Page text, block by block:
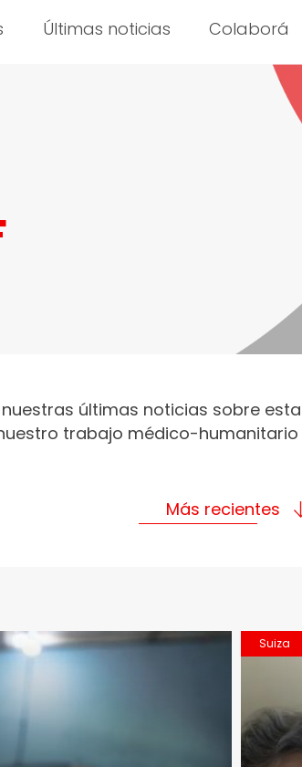
Últimas noticias Colaborá
últimas noticias sobre
trabajo médico-humanitario
Más recientes
Suiza